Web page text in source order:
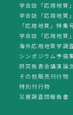
学会誌「応用地質」
学会誌「応用地質
「応用地質」特集
学会誌「応用地質
海外応用地質学調
シンポジウム予稿
研究発表会講演論
その他販売刊行物
特別刊行物
災害調査団報告書